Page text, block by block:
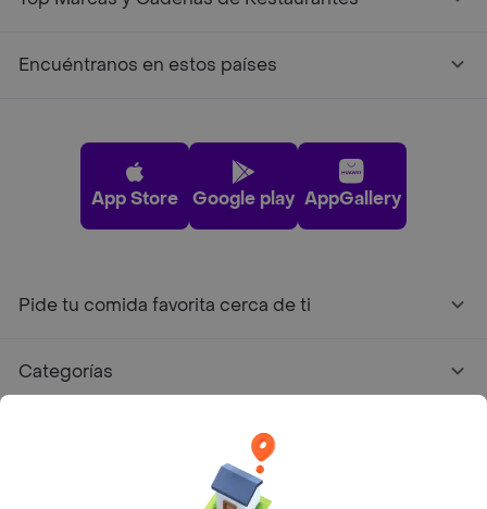
Encuéntranos en estos países
App Store Google play AppGallery
Pide tu comida favorita cerca de ti
Categorías